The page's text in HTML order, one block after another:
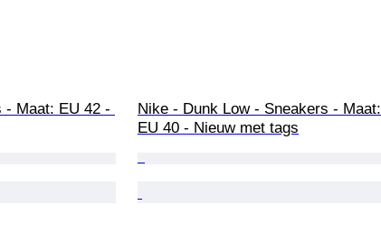
- Maat: EU 42 -
Nike - Dunk Low - Sneakers - Maat:
EU 40 - Nieuw met tags